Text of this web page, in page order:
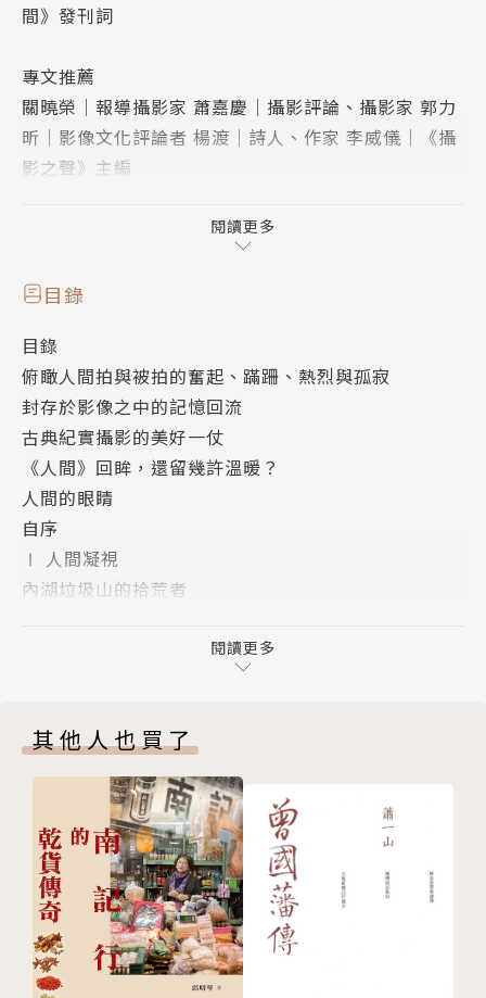
間》發刊詞
專文推薦
關曉榮│報導攝影家 蕭嘉慶│攝影評論、攝影家 郭力
昕│影像文化評論者 楊渡│詩人、作家 李威儀│《攝
影之聲》主編
黃春明│作家 張照堂│攝影家、文化工作者 黃武雄│
台大退（而不）休教授 陳列│作家 黃翰荻│畫家暨藝
│作家、導演、「差事劇團」負責人 劉振祥 │攝影家
一九八○年代，台灣經濟起飛、社會快速轉型，人文精
神與文化生活卻日益膚淺頹喪，《人間》雜誌秉持對弱
勢群族、文化、環境與政經議題的關懷而創辦。作者蔡
明德參與了《人間》草創至結束的歷程，透過鏡頭與回
憶，重返「人間現場」──再現底層人民為生存所付出
的代價、拉回台灣解嚴前夕的呼喊、揭露工商社會風光
背後對環境與心靈造成的傷害。
三十年前，蔡明德走遍台灣，挖掘生活百態，紀錄時
作者簡介：
攝影│文字蔡明德
台灣紀實攝影師，曾任《人間雜誌》攝影記者、圖片編
輯，後任《首都時報》、《自由時報》、《中國時
報》、《時報周刊》等。曾獲自立報系年度最佳新聞圖
片獎新聞類首獎、柯達年度新聞攝影大賽人物類首獎。
攝影作品更獲國立台灣美術館及中國廣東美術館收藏。
閱讀更多
目錄
目錄
俯瞰人間拍與被拍的奮起、蹣跚、熱烈與孤寂
封存於影像之中的記憶回流
古典紀實攝影的美好一仗
《人間》回眸，還留幾許溫暖？
人間的眼睛
自序
Ⅰ 人間凝視
內湖垃圾山的拾荒者
流浪的歌仔戲班子
弱勢兒童
花蓮玉里老榮民
搶救小兒血癌的楊醫師
囚閉兒周子飛
山崁頂的囚徒──買主生
純樸的客家小鎮──新埔
親愛村的故事
Ⅱ 人間現場
閱讀更多
其他人也買了